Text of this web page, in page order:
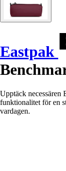
Eastpak
Upptäck necessären
funktionalitet för en
vardagen.